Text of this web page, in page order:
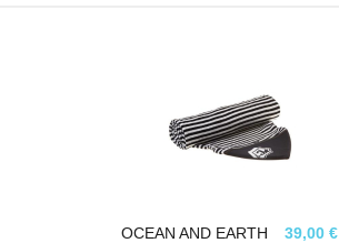
OCEAN AND EARTH 39,00 €